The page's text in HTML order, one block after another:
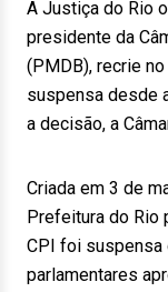
A Justiça do Rio
presidente da
(PMDB), recrie
suspensa desde
a decisão, a
Criada em 3 de
Prefeitura do Rio
CPI foi suspensa
parlamentares